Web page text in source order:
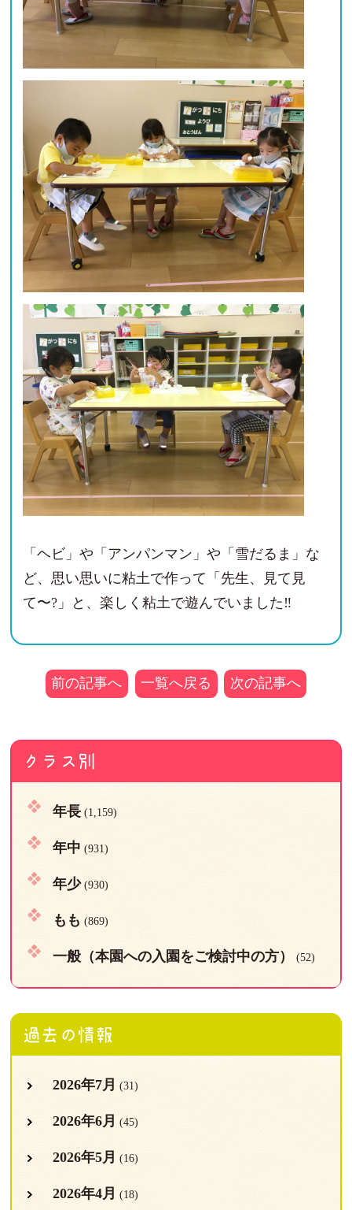
「ヘビ」や「アンパンマン」や「雪だるま」な
ど、思い思いに粘土で作って「先生、見て見
て〜?」と、楽しく粘土で遊んでいました‼
前の記事へ 一覧へ戻る 次の記事へ
クラス別
年長(1,159)
年中 (931)
年少(930)
もも (869)
一般（本園への入園をご検討中の方） (52)
過去の情報
2026年7月 (31)
2026年6月 (45)
2026年5月 (16)
2026年4月 (18)